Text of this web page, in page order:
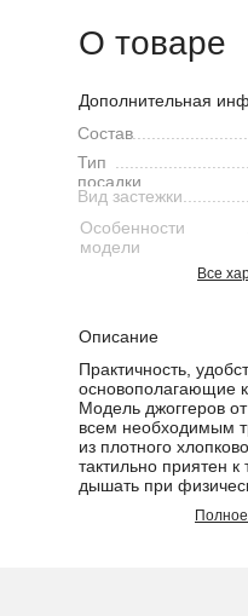
О товаре
Практичность,
основополагающие
Модель джоггеров
всем необходимым
из плотного
тактильно приятен
дышать при
Описание
Дополнительная
Все
Тип
посадки
Особенности
модели
Вид застежки
Состав